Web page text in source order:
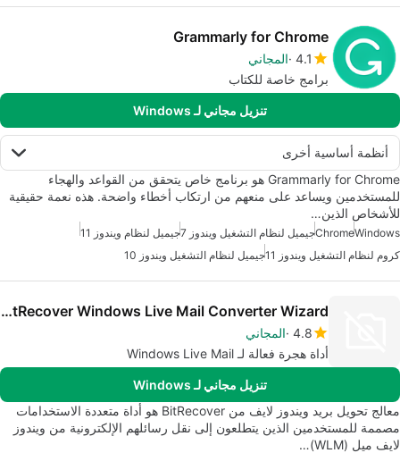
Grammarly for Chrome
4.1 المجاني
برامج خاصة للكتاب
تنزيل مجاني لـ Windows
أنظمة أساسية أخرى
Grammarly for Chrome هو برنامج خاص يتحقق من القواعد والهجاء
للمستخدمين ويساعد على منعهم من ارتكاب أخطاء واضحة. هذه نعمة حقيقية
للأشخاص الذين…
Windows
Chromeجيميل لنظام التشغيل ويندوز 7
جيميل لنظام ويندوز 11
كروم لنظام التشغيل ويندوز 11
جيميل لنظام التشغيل ويندوز 10
BitRecover Windows Live Mail Converter Wizard
4.8 المجاني
أداة هجرة فعالة لـ Windows Live Mail
تنزيل مجاني لـ Windows
معالج تحويل بريد ويندوز لايف من BitRecover هو أداة متعددة الاستخدامات
مصممة للمستخدمين الذين يتطلعون إلى نقل رسائلهم الإلكترونية من ويندوز
لايف ميل (WLM)…